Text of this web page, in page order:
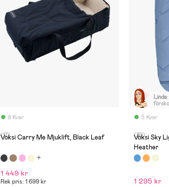
8 Kvar
(17)
Voksi Carry Me Mjuklift, Black Leaf
1 449 kr
Rek pris: 1 699 kr
5 Kvar
Linda:
(39)
Voksi Sky
Heather
1 295 kr